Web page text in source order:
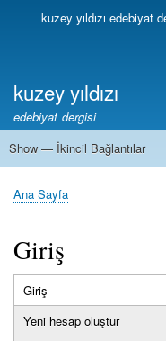
Birincilkuzey yıldızı edebiyat
kuzey yıldızı
edebiyat dergisi
İkincil
Show — İkincil Bağlantılar
1
2
3
4
5
6
7
8
9
10
11
12
13
Sayfa
Ana Sayfa
Giriş
Birincil
sekmeler
Giriş
sekme)
Yeni hesap oluştur